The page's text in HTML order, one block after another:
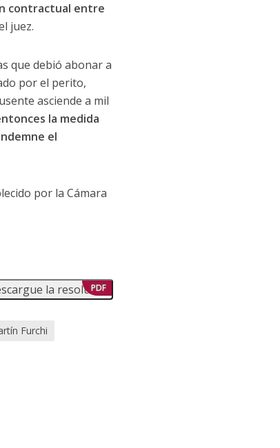
contractual entre
juez.
que debió abonar a
por el perito,
asciende a mil
la medida
el
por la Cámara
la resolución
PDF
Furchi